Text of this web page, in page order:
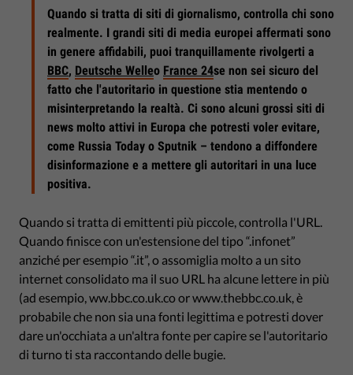
Quando si tratta di siti di giornalismo, controlla chi sono
realmente. I grandi siti di media europei affermati sono
in genere affidabili, puoi tranquillamente rivolgerti a
BBC, Deutsche Welleo France 24se non sei sicuro del
fatto che l'autoritario in questione stia mentendo o
misinterpretando la realtà. Ci sono alcuni grossi siti di
news molto attivi in Europa che potresti voler evitare,
come Russia Today o Sputnik – tendono a diffondere
disinformazione e a mettere gli autoritari in una luce
positiva.
Quando si tratta di emittenti più piccole, controlla l'URL.
Quando finisce con un'estensione del tipo “.infonet”
anziché per esempio “.it”, o assomiglia molto a un sito
internet consolidato ma il suo URL ha alcune lettere in più
(ad esempio, ww.bbc.co.uk.co or www.thebbc.co.uk, è
probabile che non sia una fonti legittima e potresti dover
dare un'occhiata a un'altra fonte per capire se l'autoritario
di turno ti sta raccontando delle bugie.